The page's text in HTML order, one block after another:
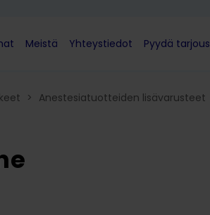
Meistä Yhteystiedot Pyydä tarjous
> Anestesiatuotteiden lisävarusteet